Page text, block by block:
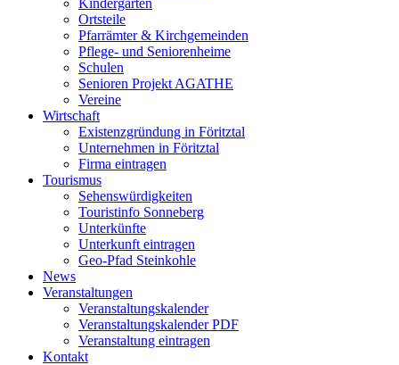
Kindergärten
Ortsteile
Pfarrämter & Kirchgemeinden
Pflege- und Seniorenheime
Schulen
Senioren Projekt AGATHE
Vereine
Wirtschaft
Existenzgründung in Föritztal
Unternehmen in Föritztal
Firma eintragen
Tourismus
Sehenswürdigkeiten
Touristinfo Sonneberg
Unterkünfte
Unterkunft eintragen
Geo-Pfad Steinkohle
News
Veranstaltungen
Veranstaltungskalender
Veranstaltungskalender PDF
Veranstaltung eintragen
Kontakt